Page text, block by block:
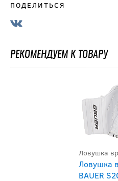
ПОДЕЛИТЬСЯ
РЕКОМЕНДУЕМ К ТОВАРУ
Ловушка
Ловушка
BAUER